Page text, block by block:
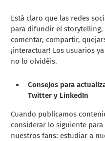
Está claro que las redes
para difundir el
comentar, compartir,
¡interactuar! Los usuarios
no lo olvidéis.
Consejos para
Twitter y LinkedIn
Cuando publicamos
considerar lo siguiente
nuestros fans: estudiar a